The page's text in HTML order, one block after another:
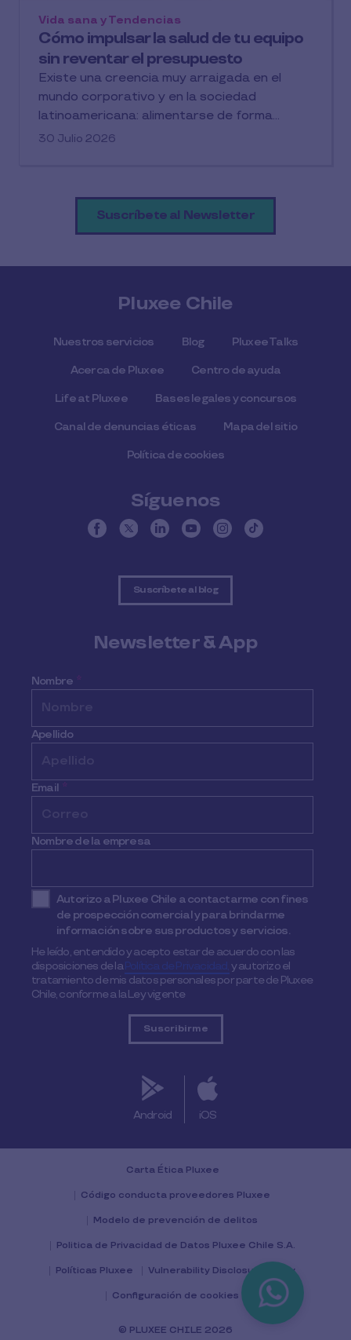
Cómo impulsar la salud de tu equipo
sin reventar el presupuesto
Vida sana y Tendencias
Existe una creencia muy arraigada en el
mundo corporativo y en la sociedad
latinoamericana: alimentarse de forma...
30 Julio 2026
Suscríbete al Newsletter
Pluxee Chile
Nuestros servicios Blog Pluxee Talks
Acerca de Pluxee Centro de ayuda
Life at Pluxee Bases legales y concursos
Canal de denuncias éticas Mapa del sitio
Política de cookies
Síguenos
Suscríbete al blog
Newsletter & App
Nombre *
Apellido
Email *
Nombre de la empresa
Autorizo a Pluxee Chile a contactarme con fines
de prospección comercial y para brindarme
información sobre sus productos y servicios.
He leído, entendido y acepto estar de acuerdo con las
disposiciones de laPolítica de Privacidad,y autorizo el
tratamiento de mis datos personales por parte de Pluxee
Chile, conforme a la Ley vigente
Android iOS
Carta Ética Pluxee
Código conducta proveedores Pluxee
Modelo de prevención de delitos
Politica de Privacidad de Datos Pluxee Chile S.A.
Políticas Pluxee Vulnerability Disclosure Policy
Configuración de cookies
© PLUXEE CHILE 2026